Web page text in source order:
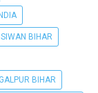
BIHAR
BIHAR